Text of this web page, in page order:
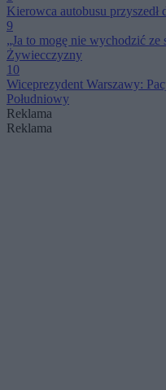
Kierowca autobusu
9
„Ja to mogę nie wychodzić
Żywiecczyzny
10
Wiceprezydent Warszawy:
Południowy
Reklama
Reklama